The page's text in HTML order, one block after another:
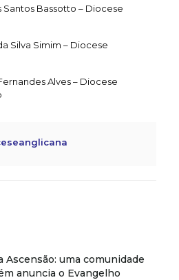
Santos Bassotto – Diocese
Silva Simim – Diocese
Alves – Diocese
Ascensão: uma comunidade
anuncia o Evangelho